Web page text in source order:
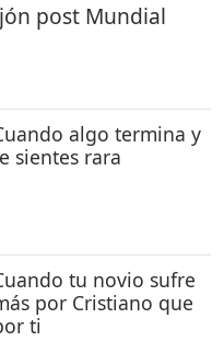
post Mundial
algo termina y
sientes rara
tu novio sufre
por Cristiano que
ti